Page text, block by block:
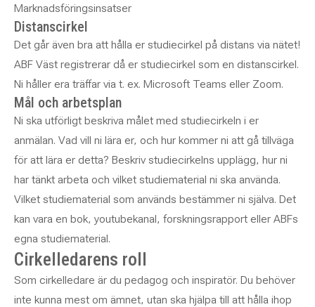
Marknadsföringsinsatser
Distanscirkel
Det går även bra att hålla er studiecirkel på distans via nätet!
ABF Väst registrerar då er studiecirkel som en distanscirkel.
Ni håller era träffar via t. ex. Microsoft Teams eller Zoom.
Mål och arbetsplan
Ni ska utförligt beskriva målet med studiecirkeln i er
anmälan. Vad vill ni lära er, och hur kommer ni att gå tillväga
för att lära er detta? Beskriv studiecirkelns upplägg, hur ni
har tänkt arbeta och vilket studiematerial ni ska använda.
Vilket studiematerial som används bestämmer ni själva. Det
kan vara en bok, youtubekanal, forskningsrapport eller ABFs
egna studiematerial.
Cirkelledarens roll
Som cirkelledare är du pedagog och inspiratör. Du behöver
inte kunna mest om ämnet, utan ska hjälpa till att hålla ihop